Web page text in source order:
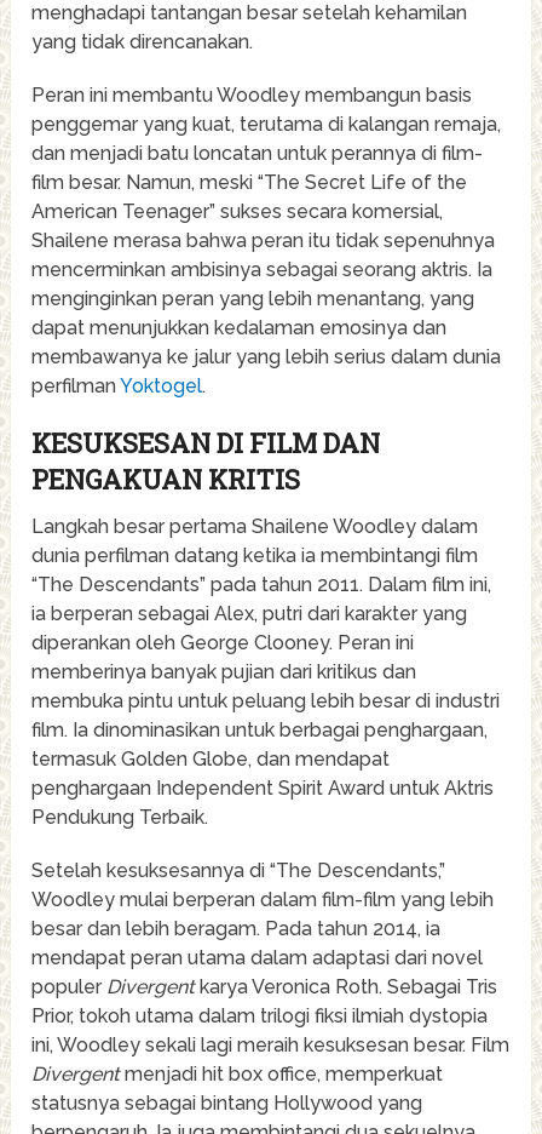
menghadapi tantangan besar setelah kehamilan
yang tidak direncanakan.
Peran ini membantu Woodley membangun basis
penggemar yang kuat, terutama di kalangan remaja,
dan menjadi batu loncatan untuk perannya di film-
film besar. Namun, meski “The Secret Life of the
American Teenager” sukses secara komersial,
Shailene merasa bahwa peran itu tidak sepenuhnya
mencerminkan ambisinya sebagai seorang aktris. Ia
menginginkan peran yang lebih menantang, yang
dapat menunjukkan kedalaman emosinya dan
membawanya ke jalur yang lebih serius dalam dunia
perfilmanYoktogel.
KESUKSESAN DI FILM DAN
PENGAKUAN KRITIS
Langkah besar pertama Shailene Woodley dalam
dunia perfilman datang ketika ia membintangi film
“The Descendants” pada tahun 2011. Dalam film ini,
ia berperan sebagai Alex, putri dari karakter yang
diperankan oleh George Clooney. Peran ini
memberinya banyak pujian dari kritikus dan
membuka pintu untuk peluang lebih besar di industri
film. Ia dinominasikan untuk berbagai penghargaan,
termasuk Golden Globe, dan mendapat
penghargaan Independent Spirit Award untuk Aktris
Pendukung Terbaik.
Setelah kesuksesannya di “The Descendants,”
Woodley mulai berperan dalam film-film yang lebih
besar dan lebih beragam. Pada tahun 2014, ia
mendapat peran utama dalam adaptasi dari novel
populer Divergentkarya Veronica Roth. Sebagai Tris
Prior, tokoh utama dalam trilogi fiksi ilmiah dystopia
ini, Woodley sekali lagi meraih kesuksesan besar. Film
Divergentmenjadi hit box office, memperkuat
statusnya sebagai bintang Hollywood yang